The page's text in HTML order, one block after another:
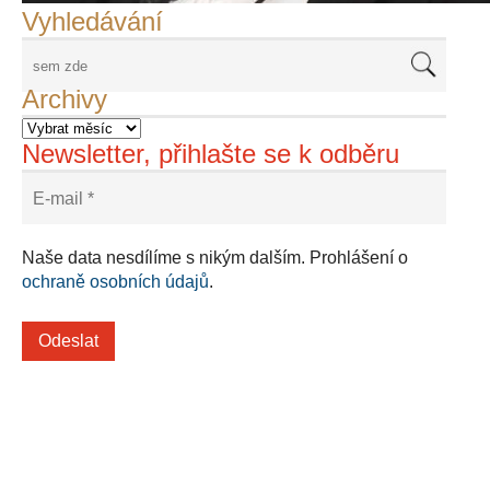
Vyhledávání
Archivy
Newsletter, přihlašte se k odběru
Naše data nesdílíme s nikým dalším. Prohlášení o
ochraně osobních údajů.